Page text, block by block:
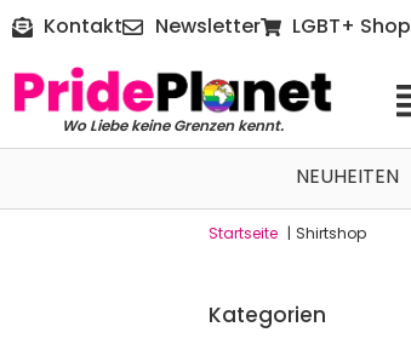
Kontakt Newsletter LGBT+ Shop
Wo Liebe keine Grenzen kennt.
NEUHEITEN
Startseite | Shirtshop
Kategorien